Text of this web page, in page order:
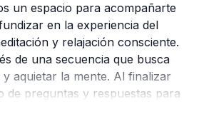
un espacio para acompañarte
en la experiencia del
y relajación consciente.
de una secuencia que busca
aquietar la mente. Al finalizar
de preguntas y respuestas para
tu camino personal.